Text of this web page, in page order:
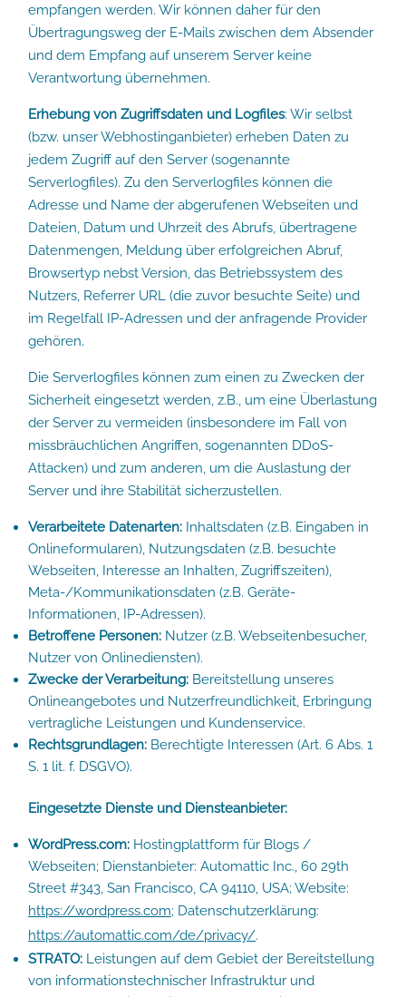
empfangen werden. Wir können daher für den
Übertragungsweg der E-Mails zwischen dem Absender
und dem Empfang auf unserem Server keine
Verantwortung übernehmen.
Erhebung von Zugriffsdaten und Logfiles: Wir selbst
(bzw. unser Webhostinganbieter) erheben Daten zu
jedem Zugriff auf den Server (sogenannte
Serverlogfiles). Zu den Serverlogfiles können die
Adresse und Name der abgerufenen Webseiten und
Dateien, Datum und Uhrzeit des Abrufs, übertragene
Datenmengen, Meldung über erfolgreichen Abruf,
Browsertyp nebst Version, das Betriebssystem des
Nutzers, Referrer URL (die zuvor besuchte Seite) und
im Regelfall IP-Adressen und der anfragende Provider
gehören.
Die Serverlogfiles können zum einen zu Zwecken der
Sicherheit eingesetzt werden, z.B., um eine Überlastung
der Server zu vermeiden (insbesondere im Fall von
missbräuchlichen Angriffen, sogenannten DDoS-
Attacken) und zum anderen, um die Auslastung der
Server und ihre Stabilität sicherzustellen.
Verarbeitete Datenarten: Inhaltsdaten (z.B. Eingaben in
Onlineformularen), Nutzungsdaten (z.B. besuchte
Webseiten, Interesse an Inhalten, Zugriffszeiten),
Meta-/Kommunikationsdaten (z.B. Geräte-
Informationen, IP-Adressen).
Betroffene Personen: Nutzer (z.B. Webseitenbesucher,
Nutzer von Onlinediensten).
Zwecke der Verarbeitung: Bereitstellung unseres
Onlineangebotes und Nutzerfreundlichkeit, Erbringung
vertragliche Leistungen und Kundenservice.
Rechtsgrundlagen: Berechtigte Interessen (Art. 6 Abs. 1
S. 1 lit. f. DSGVO).
Eingesetzte Dienste und Diensteanbieter:
WordPress.com: Hostingplattform für Blogs /
Webseiten; Dienstanbieter: Automattic Inc., 60 29th
Street #343, San Francisco, CA 94110, USA; Website:
https://wordpress.com; Datenschutzerklärung:
https://automattic.com/de/privacy/.
STRATO: Leistungen auf dem Gebiet der Bereitstellung
von informationstechnischer Infrastruktur und